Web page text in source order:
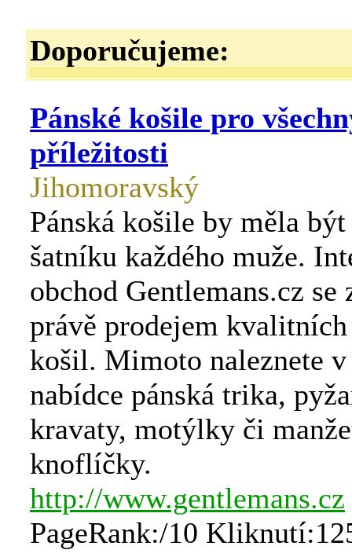
Doporučujeme:
Pánské košile pro
příležitosti
Jihomoravský
Pánská košile by měla
šatníku každého muže.
obchod Gentlemans.cz se
právě prodejem
košil. Mimoto naleznete
nabídce pánská trika,
kravaty, motýlky či
knoflíčky.
http://www.gentlemans.cz
PageRank:/10